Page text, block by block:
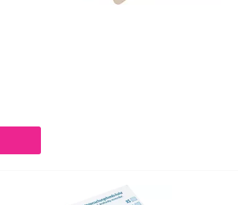
Anzahl zu erhöhen oder zu reduzieren.